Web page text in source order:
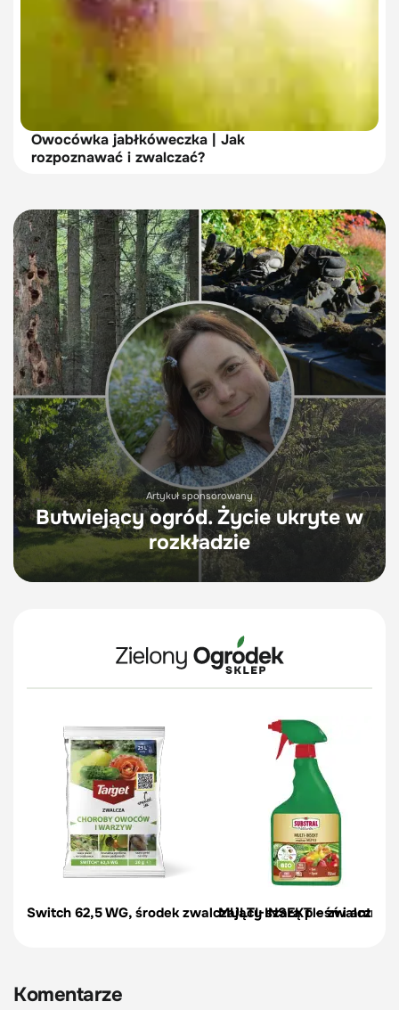
Owocówka jabłkóweczka | Jak
rozpoznawać i zwalczać?
Artykuł sponsorowany
Butwiejący ogród. Życie ukryte w
rozkładzie
Switch 62,5 WG, środek zwalczający szarą pleśń i
MULTI-INSEKT – zwalcza
Komentarze